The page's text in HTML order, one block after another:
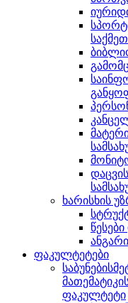
ხარისხის
ფაკულტეტები
ფაკულტეტი